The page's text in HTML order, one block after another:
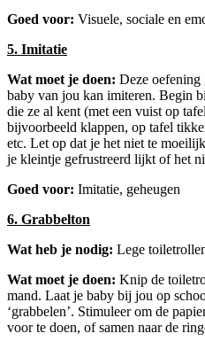
Goed voor: Visuele, sociale en
5. Imitatie
Wat moet je doen: Deze oefening
baby van jou kan imiteren. Begin
die ze al kent (met een vuist op
bijvoorbeeld klappen, op tafel
etc. Let op dat je het niet te
je kleintje gefrustreerd lijkt of het
Goed voor: Imitatie, geheugen
6. Grabbelton
Wat heb je nodig: Lege
Wat moet je doen: Knip de
mand. Laat je baby bij jou op
‘grabbelen’. Stimuleer om de
voor te doen, of samen naar de